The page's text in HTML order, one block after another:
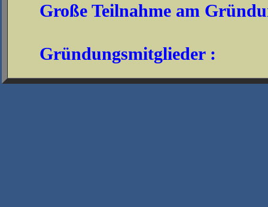
Große Teilnahme am
Gründungsmitglieder :